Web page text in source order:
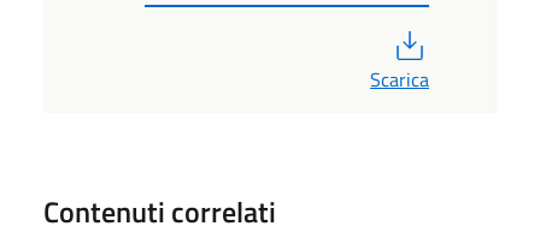
Scarica
Contenuti correlati